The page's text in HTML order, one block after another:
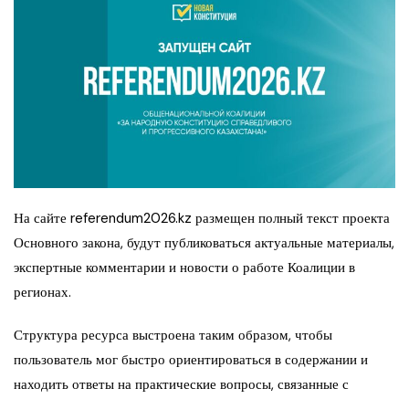
На сайте referendum2026.kz размещен полный текст проекта
Основного закона, будут публиковаться актуальные материалы,
экспертные комментарии и новости о работе Коалиции в
регионах.
Структура ресурса выстроена таким образом, чтобы
пользователь мог быстро ориентироваться в содержании и
находить ответы на практические вопросы, связанные с